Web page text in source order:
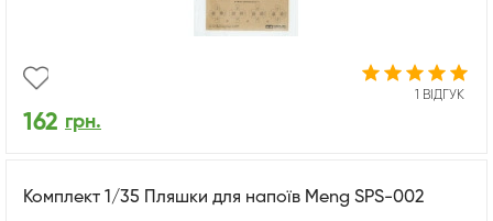
1 ВІДГУК
162 грн.
Комплект 1/35 Пляшки для напоїв Meng SPS-002